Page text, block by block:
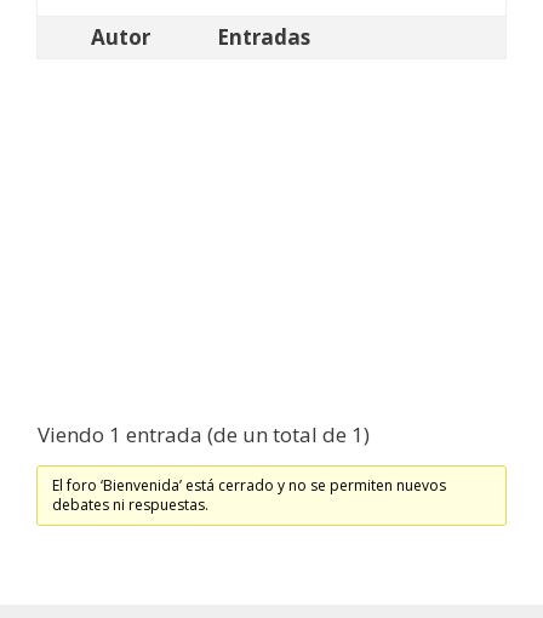
Autor Entradas
Viendo 1 entrada (de un total de 1)
El foro ‘Bienvenida’ está cerrado y no se permiten nuevos
debates ni respuestas.